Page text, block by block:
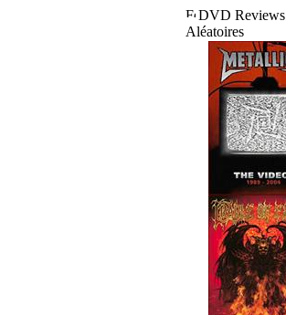
DVD Reviews
Aléatoires